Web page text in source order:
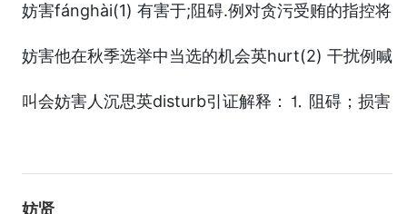
妨害fánghài(1) 有害于;阻碍.例对贪污受贿的指控将
妨害他在秋季选举中当选的机会英hurt(2) 干扰例喊
叫会妨害人沉思英disturb引证解释：⒈ 阻碍；损害
妨贤